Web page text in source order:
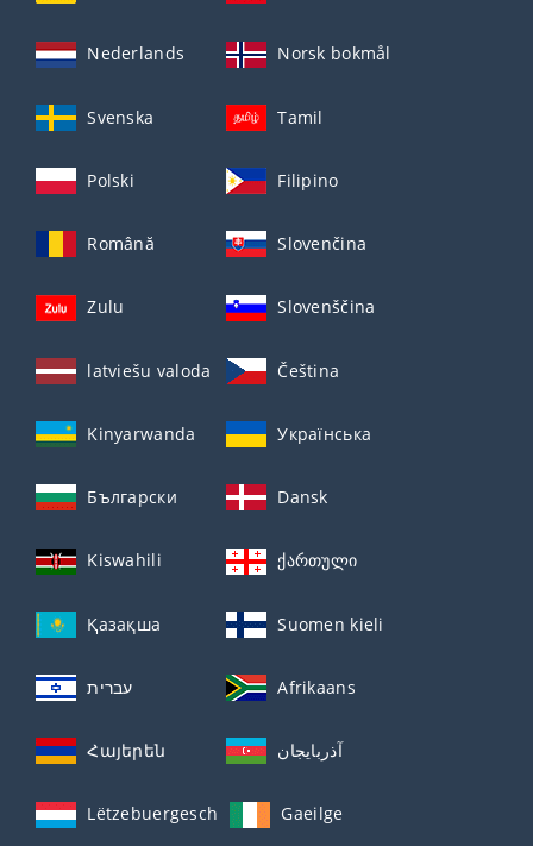
Nederlands Norsk bokmål
Svenska Tamil
Polski Filipino
Română Slovenčina
Zulu Slovenščina
latviešu valoda Čeština
Kinyarwanda Українська
Български Dansk
Kiswahili ქართული
Қазақша Suomen kieli
עברית Afrikaans
Հայերեն آذربايجان
Lëtzebuergesch Gaeilge